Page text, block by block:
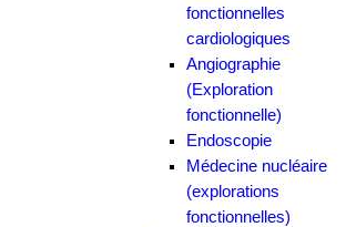
fonctionnelles
cardiologiques
Angiographie
(Exploration
fonctionnelle)
Endoscopie
Médecine nucléaire
(explorations
fonctionnelles)